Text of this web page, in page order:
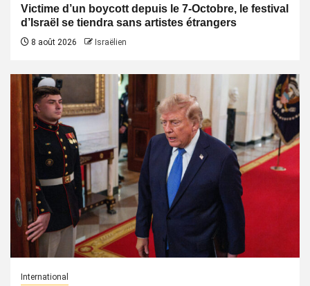
Victime d’un boycott depuis le 7-Octobre, le festival
d’Israël se tiendra sans artistes étrangers
8 août 2026 Israëlien
International